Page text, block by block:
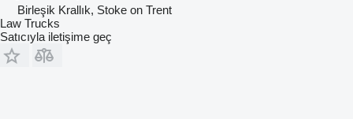
Birleşik Krallık, Stoke on Trent
Law Trucks
Satıcıyla iletişime geç